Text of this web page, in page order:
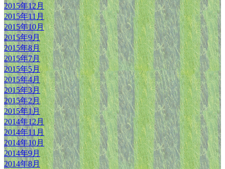
2015年12月
2015年11月
2015年10月
2015年9月
2015年8月
2015年7月
2015年5月
2015年4月
2015年3月
2015年2月
2015年1月
2014年12月
2014年11月
2014年10月
2014年9月
2014年8月